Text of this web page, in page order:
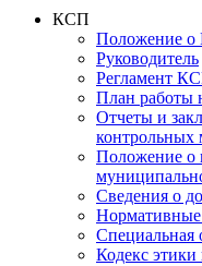
КСП
Положение
Руководитель
Регламент
План работы
Отчеты и
контрольных
Положение о
Сведения о
Специальная
Кодекс